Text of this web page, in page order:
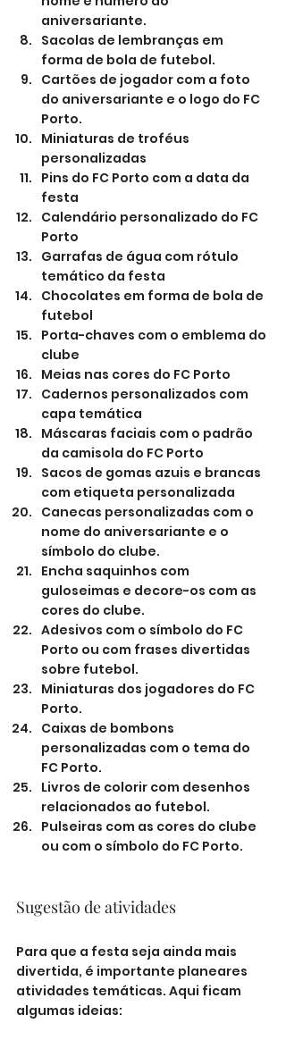
aniversariante.
Sacolas de lembranças em
forma de bola de futebol.
Cartões de jogador com a foto
do aniversariante e o logo do FC
Porto.
Miniaturas de troféus
personalizadas
Pins do FC Porto com a data da
festa
Calendário personalizado do FC
Porto
Garrafas de água com rótulo
temático da festa
Chocolates em forma de bola de
futebol
Porta-chaves com o emblema do
clube
Meias nas cores do FC Porto
Cadernos personalizados com
capa temática
Máscaras faciais com o padrão
da camisola do FC Porto
Sacos de gomas azuis e brancas
com etiqueta personalizada
Canecas personalizadas com o
nome do aniversariante e o
símbolo do clube.
Encha saquinhos com
guloseimas e decore-os com as
cores do clube.
Adesivos com o símbolo do FC
Porto ou com frases divertidas
sobre futebol.
Miniaturas dos jogadores do FC
Porto.
Caixas de bombons
personalizadas com o tema do
FC Porto.
Livros de colorir com desenhos
relacionados ao futebol.
Pulseiras com as cores do clube
ou com o símbolo do FC Porto.
Sugestão de atividades
Para que a festa seja ainda mais
divertida, é importante planeares
atividades temáticas. Aqui ficam
algumas ideias: